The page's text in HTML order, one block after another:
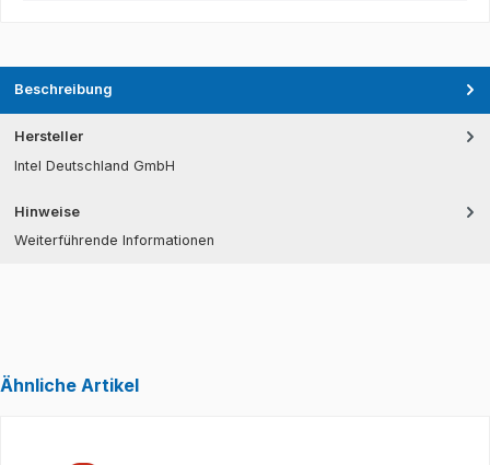
Beschreibung
Hersteller
Intel Deutschland GmbH
Hinweise
Weiterführende Informationen
Ähnliche Artikel